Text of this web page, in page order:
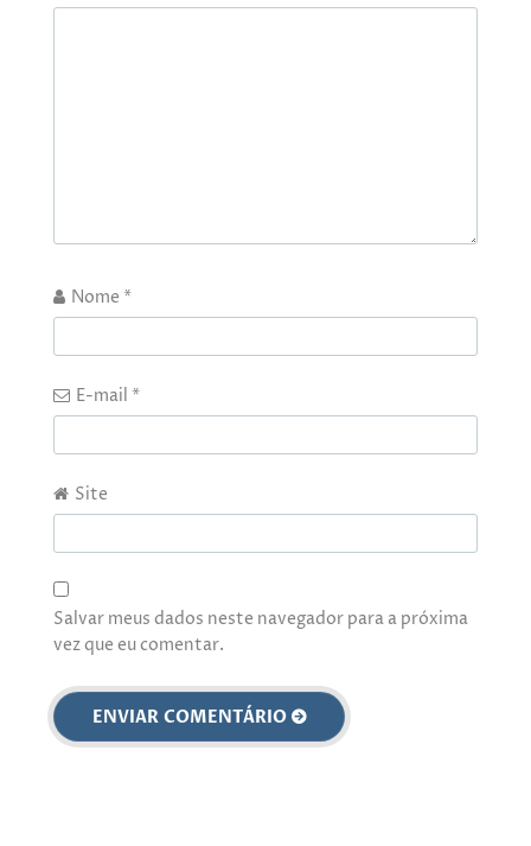
Nome *
E-mail *
Site
Salvar meus dados neste navegador para a próxima
vez que eu comentar.